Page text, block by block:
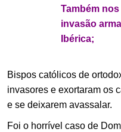
Também
invasão
Ibérica;
Bispos católicos de
invasores e exortaram os
e se deixarem avassalar.
Foi o horrível caso de